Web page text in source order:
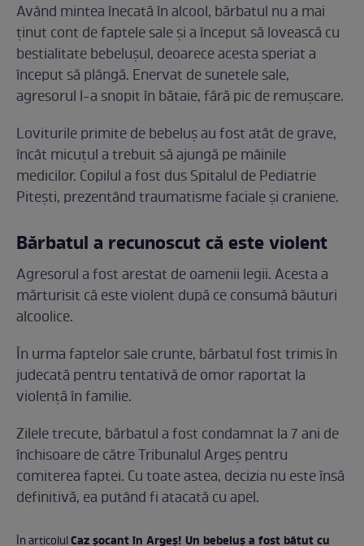
Având mintea înecată în alcool, bărbatul nu a mai
ţinut cont de faptele sale şi a început să lovească cu
bestialitate bebeluşul, deoarece acesta speriat a
început să plângă. Enervat de sunetele sale,
agresorul l-a snopit în bătaie, fără pic de remuşcare.
Loviturile primite de bebeluş au fost atât de grave,
încât micuţul a trebuit să ajungă pe mâinile
medicilor. Copilul a fost dus Spitalul de Pediatrie
Piteşti, prezentând traumatisme faciale şi craniene.
Bărbatul a recunoscut că este violent
Agresorul a fost arestat de oamenii legii. Acesta a
mărturisit că este violent după ce consumă băuturi
alcoolice.
În urma faptelor sale crunte, bărbatul fost trimis în
judecată pentru tentativă de omor raportat la
violenţă în familie.
Zilele trecute, bărbatul a fost condamnat la 7 ani de
închisoare de către Tribunalul Argeș pentru
comiterea faptei. Cu toate astea, decizia nu este însă
definitivă, ea putând fi atacată cu apel.
În articolulCaz şocant în Argeş! Un bebeluş a fost bătut cu